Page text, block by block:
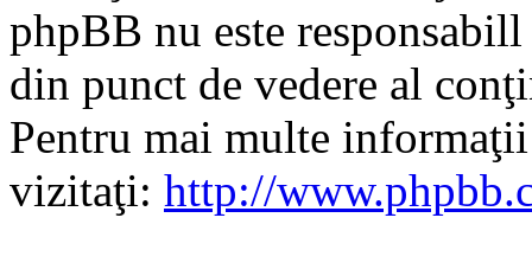
phpBB nu este
din punct de vedere al
Pentru mai multe
vizitaţi: http://